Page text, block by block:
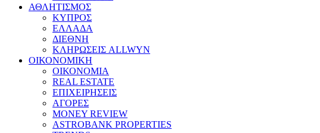
ΑΘΛΗΤΙΣΜΟΣ
ΚΥΠΡΟΣ
ΕΛΛΑΔΑ
ΔΙΕΘΝΗ
ΚΛΗΡΩΣΕΙΣ ALLWYN
ΟΙΚΟΝΟΜΙΚΗ
ΟΙΚΟΝΟΜΙΑ
REAL ESTATE
ΕΠΙΧΕΙΡΗΣΕΙΣ
ΑΓΟΡΕΣ
MONEY REVIEW
ASTROBANK PROPERTIES